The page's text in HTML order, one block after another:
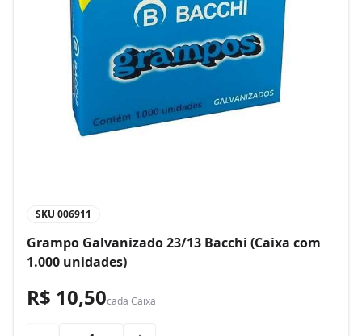
SKU 006911
Grampo Galvanizado 23/13 Bacchi (Caixa com
1.000 unidades)
R$ 10,50cada Caixa